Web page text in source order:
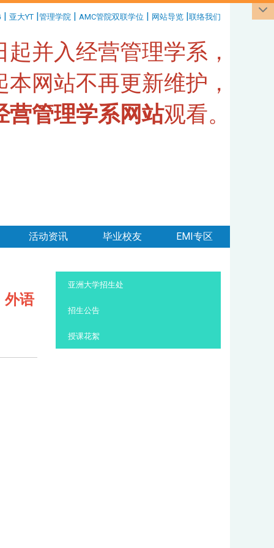
| 亚大YT |管理学院 | AMC管院双联学位 | 网站导览 |联络我们
并入经营管理学系，
网站不再更新维护，
营管理学系网站观看。
活动资讯 毕业校友 EMI专区
外语
亚洲大学招生处
招生公告
授课花絮